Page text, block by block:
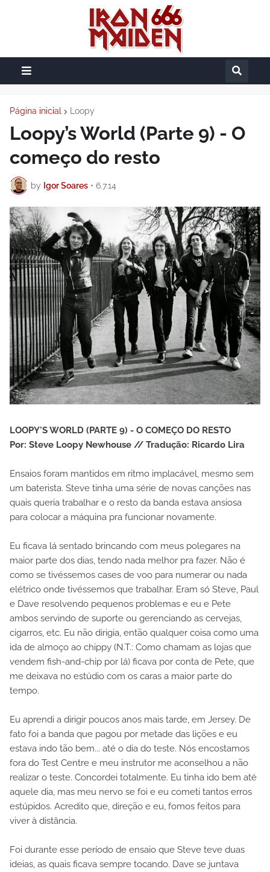
Página inicial Loopy
Loopy’s World (Parte 9) - O
começo do resto
by Igor Soares • 6.7.14
LOOPY'S WORLD (PARTE 9) - O COMEÇO DO RESTO
Por: Steve Loopy Newhouse // Tradução: Ricardo Lira
Ensaios foram mantidos em ritmo implacável, mesmo sem
um baterista. Steve tinha uma série de novas canções nas
quais queria trabalhar e o resto da banda estava ansiosa
para colocar a máquina pra funcionar novamente.
Eu ficava lá sentado brincando com meus polegares na
maior parte dos dias, tendo nada melhor pra fazer. Não é
como se tivéssemos cases de voo para numerar ou nada
elétrico onde tivéssemos que trabalhar. Eram só Steve, Paul
e Dave resolvendo pequenos problemas e eu e Pete
ambos servindo de suporte ou gerenciando as cervejas,
cigarros, etc. Eu não dirigia, então qualquer coisa como uma
ida de almoço ao chippy (N.T.: Como chamam as lojas que
vendem fish-and-chip por lá) ficava por conta de Pete, que
me deixava no estúdio com os caras a maior parte do
tempo.
Eu aprendi a dirigir poucos anos mais tarde, em Jersey. De
fato foi a banda que pagou por metade das lições e eu
estava indo tão bem... até o dia do teste. Nós encostamos
fora do Test Centre e meu instrutor me aconselhou a não
realizar o teste. Concordei totalmente. Eu tinha ido bem até
aquele dia, mas meu nervo se foi e eu cometi tantos erros
estúpidos. Acredito que, direção e eu, fomos feitos para
viver à distância.
Foi durante esse período de ensaio que Steve teve duas
ideias, as quais ficava sempre tocando. Dave se juntava